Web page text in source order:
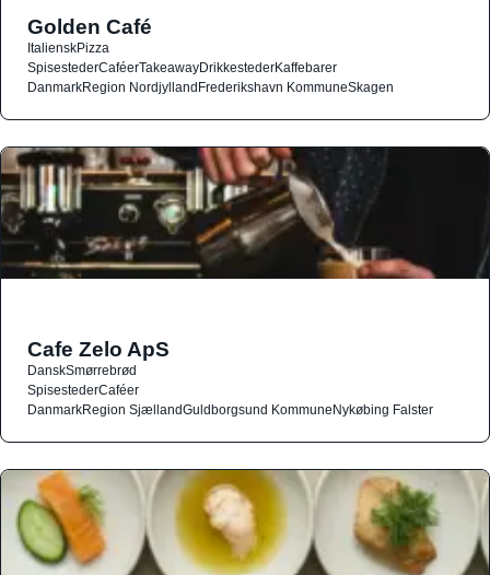
Golden Café
ItalienskPizza
SpisestederCaféerTakeawayDrikkestederKaffebarer
DanmarkRegion NordjyllandFrederikshavn KommuneSkagen
Cafe Zelo ApS
DanskSmørrebrød
SpisestederCaféer
DanmarkRegion SjællandGuldborgsund KommuneNykøbing Falster